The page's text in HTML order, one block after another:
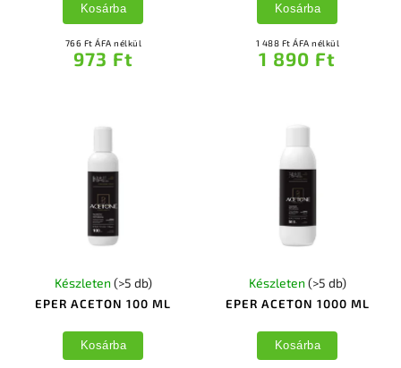
766 Ft ÁFA nélkül
973 Ft
Kosárba
1 488 Ft ÁFA nélkül
1 890 Ft
Kosárba
EPER ACETON 100 ML
Készleten (>5 db)
Kosárba
EPER ACETON 1000 ML
Készleten (>5 db)
Kosárba